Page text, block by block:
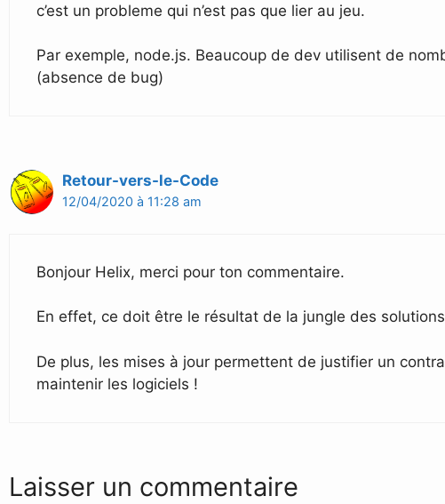
c’est un probleme qui n’est pas que lier au jeu.
Par exemple, node.js. Beaucoup de dev utilisent de
(absence de bug)
Retour-vers-le-Code
12/04/2020 à 11:28 am
Bonjour Helix, merci pour ton commentaire.
En effet, ce doit être le résultat de la jungle des
De plus, les mises à jour permettent de justifier un
maintenir les logiciels !
Laisser un commentaire